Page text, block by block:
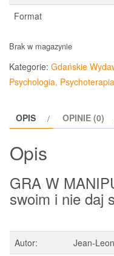
Format
Brak w magazynie
Kategorie: Gdańskie
Psychologia, Psychoterapia
OPIS OPINIE (0)
Opis
GRA W
swoim i nie daj
Autor: Jean-